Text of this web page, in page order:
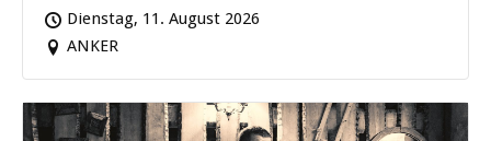
Dienstag, 11. August 2026
ANKER